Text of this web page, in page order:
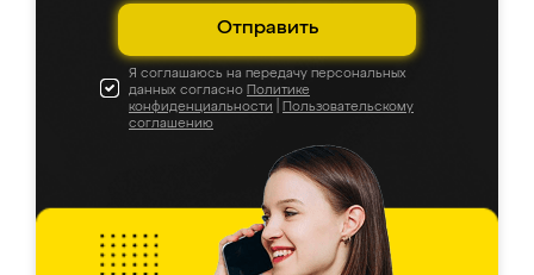
Отправить
Я соглашаюсь на передачу персональных
данных согласно Политике
конфиденциальности
Пользовательскому
соглашению